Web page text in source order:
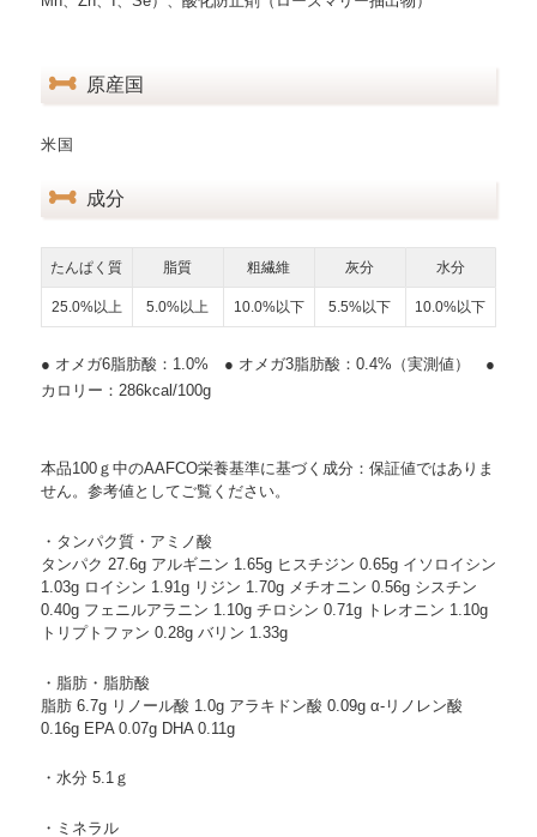
原産国
米国
成分
たんぱく質 脂質 粗繊維 灰分 水分
25.0%以上 5.0%以上 10.0%以下 5.5%以下 10.0%以下
● オメガ6脂肪酸：1.0% ● オメガ3脂肪酸：0.4%（実測値） ●
カロリー：286kcal/100g
本品100ｇ中のAAFCO栄養基準に基づく成分：保証値ではありま
せん。参考値としてご覧ください。
・タンパク質・アミノ酸
タンパク 27.6g アルギニン 1.65g ヒスチジン 0.65g イソロイシン
1.03g ロイシン 1.91g リジン 1.70g メチオニン 0.56g シスチン
0.40g フェニルアラニン 1.10g チロシン 0.71g トレオニン 1.10g
トリプトファン 0.28g バリン 1.33g
・脂肪・脂肪酸
脂肪 6.7g リノール酸 1.0g アラキドン酸 0.09g α-リノレン酸
0.16g EPA 0.07g DHA 0.11g
・水分 5.1ｇ
・ミネラル